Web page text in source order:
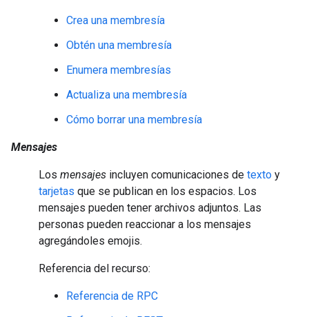
Crea una membresía
Obtén una membresía
Enumera membresías
Actualiza una membresía
Cómo borrar una membresía
Mensajes
Los mensajes incluyen comunicaciones de texto y
tarjetas que se publican en los espacios. Los
mensajes pueden tener archivos adjuntos. Las
personas pueden reaccionar a los mensajes
agregándoles emojis.
Referencia del recurso:
Referencia de RPC